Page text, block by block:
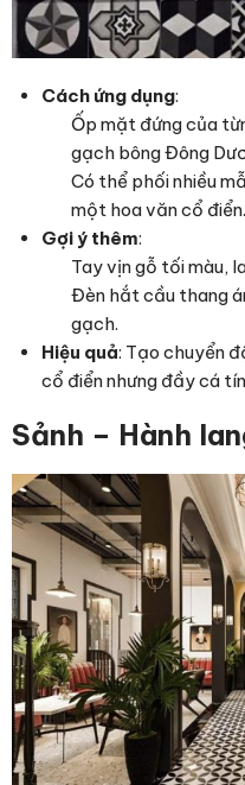
Cách ứng dụng:
Ốp mặt đứng của
gạch bông Đông
Có thể phối nhiều
một hoa văn cổ điển.
Gợi ý thêm:
Tay vịn gỗ tối màu,
Đèn hắt cầu thang
gạch.
Hiệu quả: Tạo chuyển
cổ điển nhưng đầy cá
Sảnh – Hành